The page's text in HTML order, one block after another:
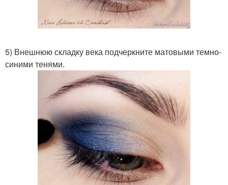
5) Внешнюю складку века подчеркните матовыми темно-
синими тенями.